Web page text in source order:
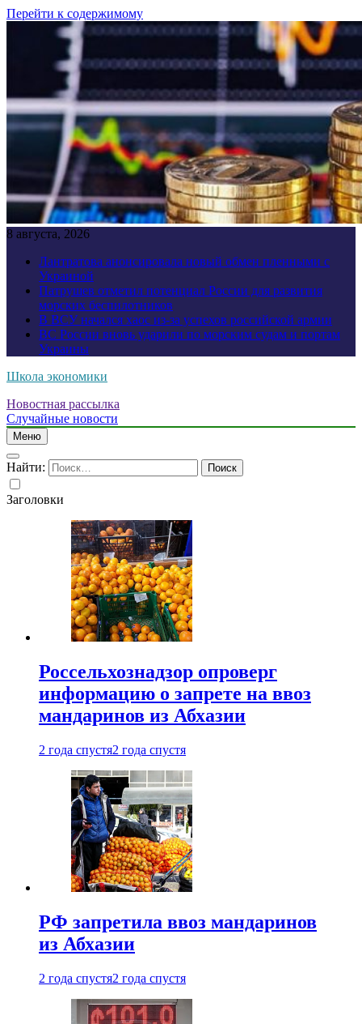
Перейти к содержимому
8 августа, 2026
Лантратова анонсировала новый обмен пленными с
Украиной
Патрушев отметил потенциал России для развития
морских беспилотников
В ВСУ начался хаос из-за успехов российской армии
ВС России вновь ударили по морским судам и портам
Украины
Школа экономики
Новостная рассылка
Случайные новости
Меню
Найти:
Заголовки
Россельхознадзор опроверг
информацию о запрете на ввоз
мандаринов из Абхазии
2 года спустя2 года спустя
РФ запретила ввоз мандаринов
из Абхазии
2 года спустя2 года спустя